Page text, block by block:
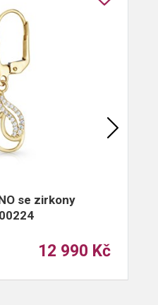
se zirkony
12 990 Kč